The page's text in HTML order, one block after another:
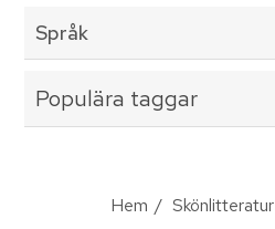
Språk
Populära taggar
Hem / Skönlitteratur